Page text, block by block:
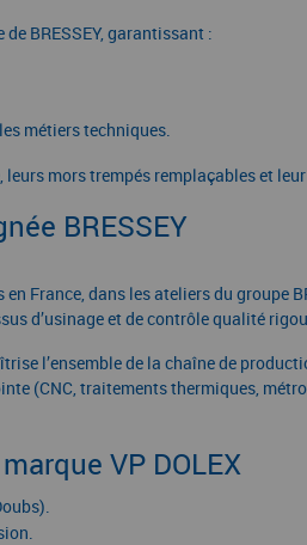
BRESSEY, garantissant :
métiers techniques.
mors trempés remplaçables et
BRESSEY
France, dans les ateliers du groupe
d’usinage et de contrôle qualité
l’ensemble de la chaîne de
(CNC, traitements thermiques,
VP DOLEX